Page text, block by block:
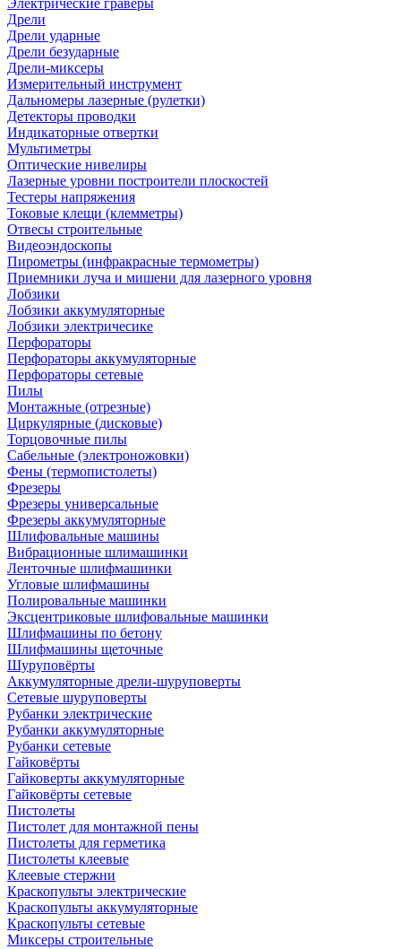
Электрические граверы
Дрели
Дрели ударные
Дрели безударные
Дрели-миксеры
Измерительный инструмент
Дальномеры лазерные (рулетки)
Детекторы проводки
Индикаторные отвертки
Мультиметры
Оптические нивелиры
Лазерные уровни построители плоскостей
Тестеры напряжения
Токовые клещи (клемметры)
Отвесы строительные
Видеоэндоскопы
Пирометры (инфракрасные термометры)
Приемники луча и мишени для лазерного уровня
Лобзики
Лобзики аккумуляторные
Лобзики электричесике
Перфораторы
Перфораторы аккумуляторные
Перфораторы сетевые
Пилы
Монтажные (отрезные)
Циркулярные (дисковые)
Торцовочные пилы
Сабельные (электроножовки)
Фены (термопистолеты)
Фрезеры
Фрезеры универсальные
Фрезеры аккумуляторные
Шлифовальные машины
Вибрационные шлимашинки
Ленточные шлифмашинки
Угловые шлифмашины
Полировальные машинки
Эксцентриковые шлифовальные машинки
Шлифмашины по бетону
Шлифмашины щеточные
Шуруповёрты
Аккумуляторные дрели-шуруповерты
Сетевые шуруповерты
Рубанки электрические
Рубанки аккумуляторные
Рубанки сетевые
Гайковёрты
Гайковерты аккумуляторные
Гайковёрты сетевые
Пистолеты
Пистолет для монтажной пены
Пистолеты для герметика
Пистолеты клеевые
Клеевые стержни
Краскопульты электрические
Краскопульты аккумуляторные
Краскопульты сетевые
Миксеры строительные